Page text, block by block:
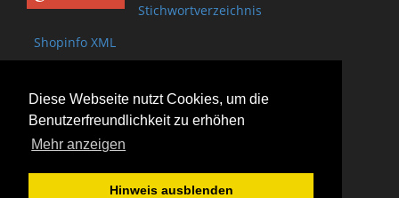
Diese Webseite nutzt Cookies, um die
Benutzerfreundlichkeit zu erhöhen
Mehr anzeigen
Hinweis ausblenden
Stichwortverzeichnis
Shopinfo XML
Bischof-Brand Straße 2
61440 Oberursel
(+49) 6171 - 98 11 80
(+49) 6171 - 98 28 10